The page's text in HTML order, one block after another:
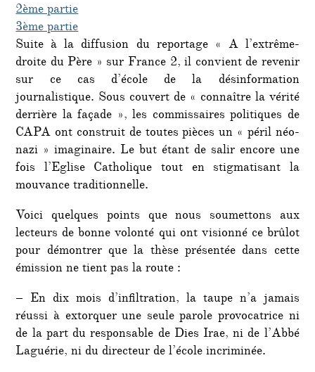
2ème partie
3ème partie
Suite à la diffusion du reportage « A l’extrême-
droite du Père » sur France 2, il convient de revenir
sur ce cas d’école de la désinformation
journalistique. Sous couvert de « connaître la vérité
derrière la façade », les commissaires politiques de
CAPA ont construit de toutes pièces un « péril néo-
nazi » imaginaire. Le but étant de salir encore une
fois l’Eglise Catholique tout en stigmatisant la
mouvance traditionnelle.
Voici quelques points que nous soumettons aux
lecteurs de bonne volonté qui ont visionné ce brûlot
pour démontrer que la thèse présentée dans cette
émission ne tient pas la route :
– En dix mois d’infiltration, la taupe n’a jamais
réussi à extorquer une seule parole provocatrice ni
de la part du responsable de Dies Irae, ni de l’Abbé
Laguérie, ni du directeur de l’école incriminée.